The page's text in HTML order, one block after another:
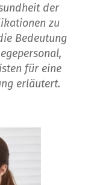
der
zu
Bedeutung
für eine
erläutert.